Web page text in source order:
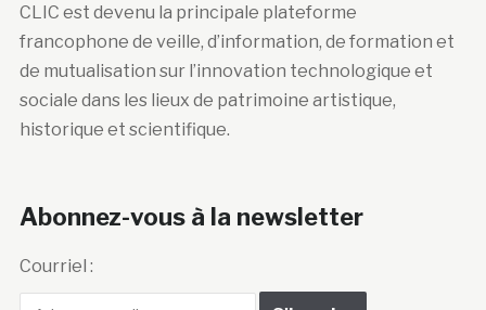
CLIC est devenu la principale plateforme
francophone de veille, d’information, de formation et
de mutualisation sur l’innovation technologique et
sociale dans les lieux de patrimoine artistique,
historique et scientifique.
Abonnez-vous à la newsletter
Courriel :